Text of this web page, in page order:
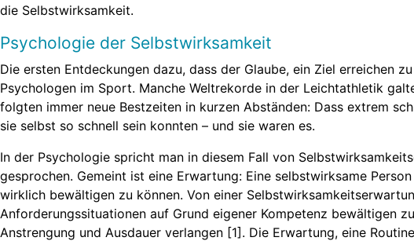
die Selbstwirksamkeit.
Psychologie der Selbstwirksamkeit
Die ersten Entdeckungen dazu, dass der Glaube, ein Ziel erreichen
Psychologen im Sport. Manche Weltrekorde in der Leichtathletik
folgten immer neue Bestzeiten in kurzen Abständen: Dass extrem
sie selbst so schnell sein konnten – und sie waren es.
In der Psychologie spricht man in diesem Fall von
gesprochen. Gemeint ist eine Erwartung: Eine selbstwirksame
wirklich bewältigen zu können. Von einer
Anforderungssituationen auf Grund eigener Kompetenz bewältigen
Anstrengung und Ausdauer verlangen [1]. Die Erwartung, eine